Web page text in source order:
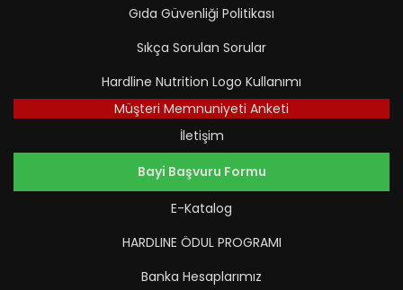
Gıda Güvenliği Politikası
Sıkça Sorulan Sorular
Hardline Nutrition Logo Kullanımı
Müşteri Memnuniyeti Anketi
İletişim
Bayi Başvuru Formu
E-Katalog
HARDLINE ÖDUL PROGRAMI
Banka Hesaplarımız